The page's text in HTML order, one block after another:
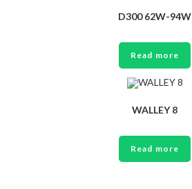
D300 62W-94W
Read more
WALLEY 8
Read more